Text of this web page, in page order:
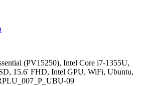
(PV15250), Intel Core i7-1355U,
15.6' FHD, Intel GPU, WiFi, Ubuntu,
09